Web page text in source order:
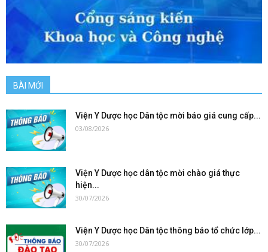
BÀI MỚI
Viện Y Dược học Dân tộc mời báo giá cung cấp...
03/08/2026
Viện Y Dược học dân tộc mời chào giá thực
hiện...
30/07/2026
Viện Y Dược học Dân tộc thông báo tổ chức lớp...
30/07/2026